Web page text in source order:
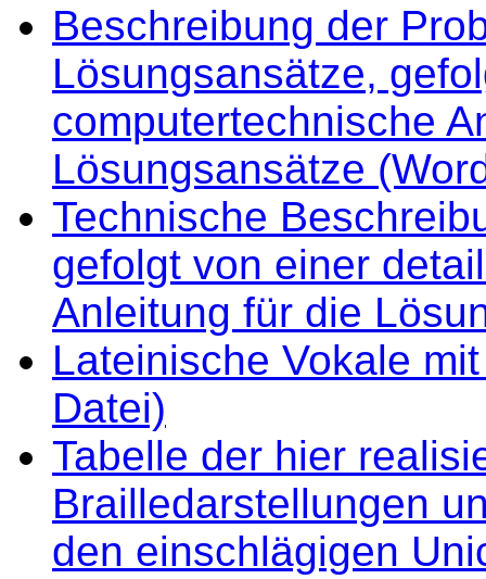
Beschreibung der
Lösungsansätze,
computertechnische
Lösungsansätze
Technische
gefolgt von einer
Anleitung für die
Lateinische Vokale
Datei)
Tabelle der hier
Brailledarstellungen
den einschlägigen